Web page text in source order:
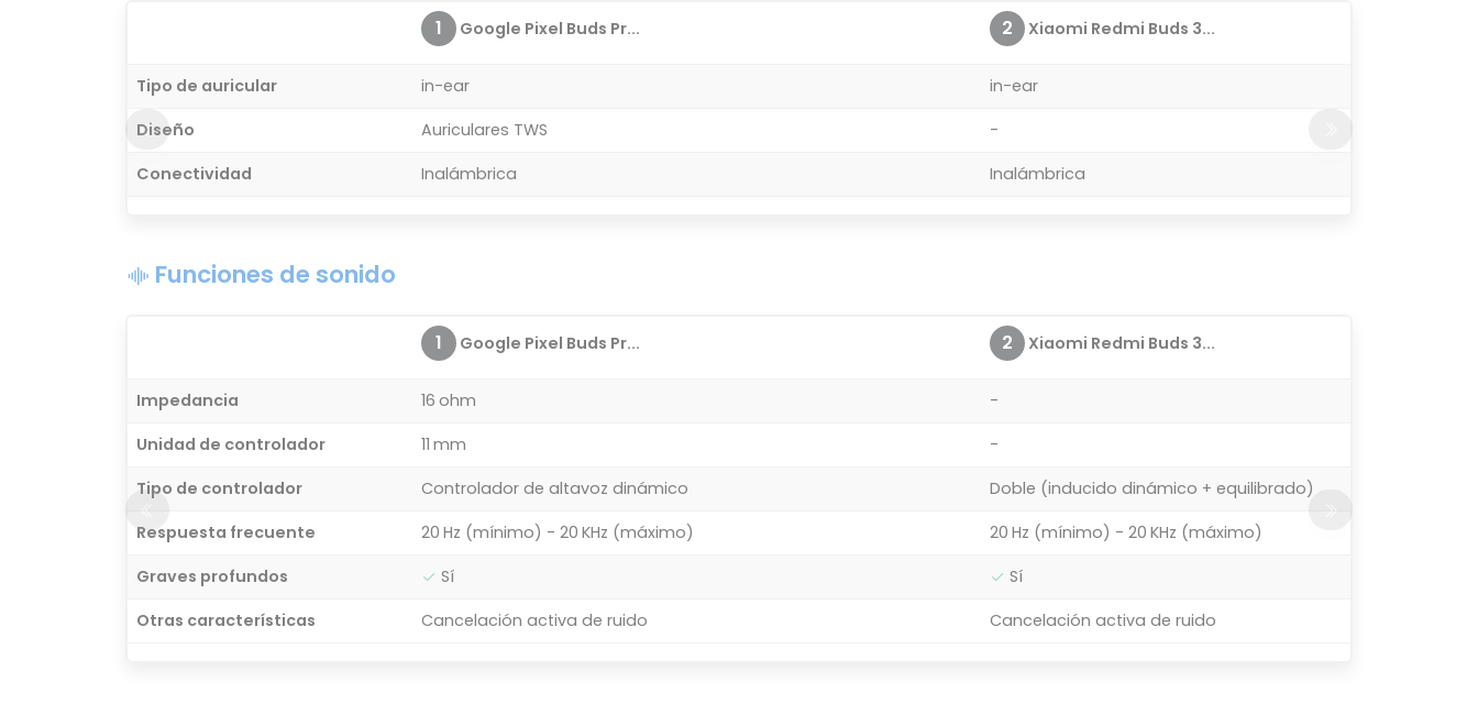
1 Google Pixel Buds Pr... 2 Xiaomi Redmi Buds 3...
Tipo de auricular in-ear
in-ear
Diseño
Auriculares TWS
-
Conectividad
Inalámbrica Inalámbrica
Funciones de sonido
1 Google Pixel Buds Pr... 2 Xiaomi Redmi Buds 3...
Impedancia 16 ohm
-
Unidad de controlador
11 mm
-
Tipo de controlador
Controlador de altavoz dinámico
Doble (inducido dinámico + equilibrado)
Respuesta frecuente
20 Hz (mínimo) - 20 KHz (máximo)
20 Hz (mínimo) - 20 KHz (máximo)
Graves profundos
Sí
Sí
Otras características
Cancelación activa de ruido Cancelación activa de ruido